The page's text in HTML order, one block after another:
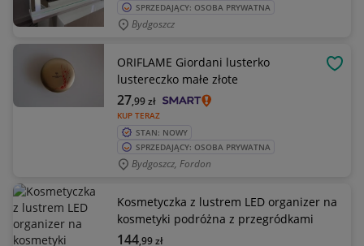
SPRZEDAJĄCY: OSOBA PRYWATNA
Bydgoszcz
ORIFLAME Giordani lusterko
lustereczko małe złote
KUP TERAZ
27,99zł
STAN: NOWY
SPRZEDAJĄCY: OSOBA PRYWATNA
Bydgoszcz, Fordon
Kosmetyczka z lustrem LED organizer na
kosmetyki podróżna z przegródkami
144,99zł